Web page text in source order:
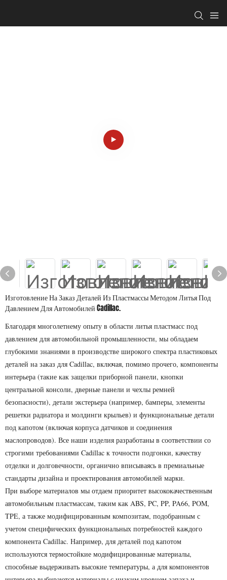
Изготовление На Заказ Деталей Из Пластмассы Методом Литья Под
Давлением Для Автомобилей Cadillac.
Благодаря многолетнему опыту в области литья пластмасс под
давлением для автомобильной промышленности, мы обладаем
глубокими знаниями в производстве широкого спектра пластиковых
деталей на заказ для Cadillac, включая, помимо прочего, компоненты
интерьера (такие как защелки приборной панели, кнопки
центральной консоли, дверные панели и чехлы ремней
безопасности), детали экстерьера (например, бамперы, элементы
решетки радиатора и молдинги крыльев) и функциональные детали
под капотом (включая корпуса датчиков и соединения
маслопроводов). Все наши изделия разработаны в соответствии со
строгими требованиями Cadillac к точности подгонки, качеству
отделки и долговечности, органично вписываясь в премиальные
стандарты дизайна и проектирования автомобилей марки.
При выборе материалов мы отдаем приоритет высококачественным
автомобильным пластмассам, таким как ABS, PC, PP, PA66, POM,
TPE, а также модифицированным композитам, подобранным с
учетом специфических функциональных потребностей каждого
компонента Cadillac. Например, для деталей под капотом
используются термостойкие модифицированные материалы,
способные выдерживать высокие температуры, а для компонентов